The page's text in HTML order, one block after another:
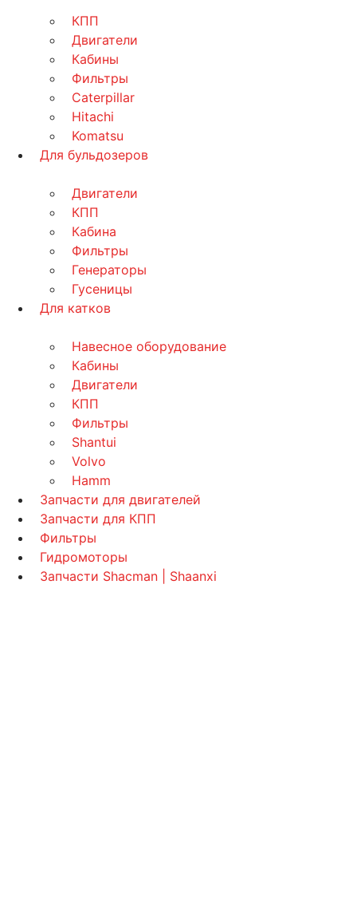
КПП
Двигатели
Кабины
Фильтры
Caterpillar
Hitachi
Komatsu
Для бульдозеров
Двигатели
КПП
Кабина
Фильтры
Генераторы
Гусеницы
Для катков
Навесное оборудование
Кабины
Двигатели
КПП
Фильтры
Shantui
Volvo
Hamm
Запчасти для двигателей
Запчасти для КПП
Фильтры
Гидромоторы
Запчасти Shacman | Shaanxi